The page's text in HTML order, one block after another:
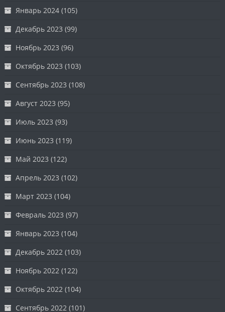
Январь 2024 (105)
Декабрь 2023 (99)
Ноябрь 2023 (96)
Октябрь 2023 (103)
Сентябрь 2023 (108)
Август 2023 (95)
Июль 2023 (93)
Июнь 2023 (119)
Май 2023 (122)
Апрель 2023 (102)
Март 2023 (104)
Февраль 2023 (97)
Январь 2023 (104)
Декабрь 2022 (103)
Ноябрь 2022 (122)
Октябрь 2022 (104)
Сентябрь 2022 (101)